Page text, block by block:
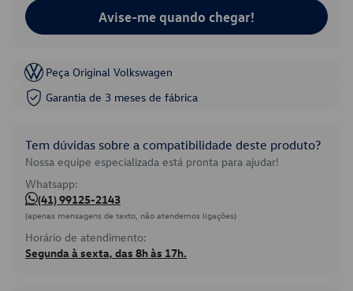
Avise-me quando chegar!
Peça Original Volkswagen
Garantia de 3 meses de fábrica
Tem dúvidas sobre a compatibilidade deste produto?
Nossa equipe especializada está pronta para ajudar!
Whatsapp:
(41) 99125-2143
(apenas mensagens de texto, não atendemos ligações)
Horário de atendimento:
Segunda à sexta, das 8h às 17h.